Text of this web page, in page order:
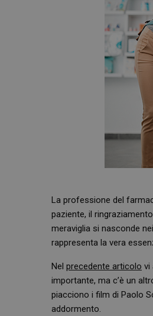
La professione del
paziente, il
meraviglia si nasconde
rappresenta la vera
Nel precedente articolo vi
importante, ma c’è un
piacciono i film di Paolo
addormento.